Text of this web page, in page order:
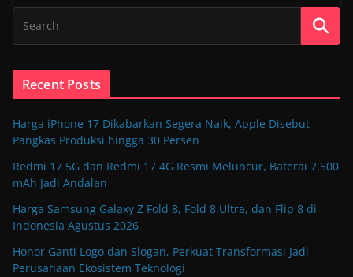
Recent Posts
Harga iPhone 17 Dikabarkan Segera Naik, Apple Disebut
Pangkas Produksi hingga 30 Persen
Redmi 17 5G dan Redmi 17 4G Resmi Meluncur, Baterai 7.500
mAh Jadi Andalan
Harga Samsung Galaxy Z Fold 8, Fold 8 Ultra, dan Flip 8 di
Indonesia Agustus 2026
Honor Ganti Logo dan Slogan, Perkuat Transformasi Jadi
Perusahaan Ekosistem Teknologi